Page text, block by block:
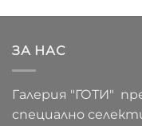
ЗА НАС
Галерия "ГОТИ"
специално